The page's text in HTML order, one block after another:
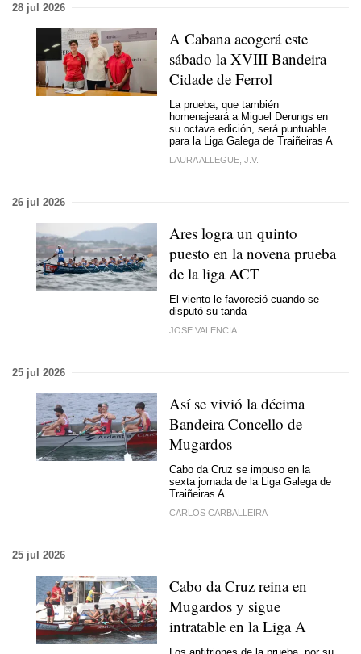
28 jul 2026
A Cabana acogerá este
sábado la XVIII Bandeira
Cidade de Ferrol
La prueba, que también
homenajeará a Miguel Derungs en
su octava edición, será puntuable
para la Liga Galega de Traiñeiras A
LAURA ALLEGUE, J.V.
26 jul 2026
Ares logra un quinto
puesto en la novena prueba
de la liga ACT
El viento le favoreció cuando se
disputó su tanda
JOSE VALENCIA
25 jul 2026
Así se vivió la décima
Bandeira Concello de
Mugardos
Cabo da Cruz se impuso en la
sexta jornada de la Liga Galega de
Traiñeiras A
CARLOS CARBALLEIRA
25 jul 2026
Cabo da Cruz reina en
Mugardos y sigue
intratable en la Liga A